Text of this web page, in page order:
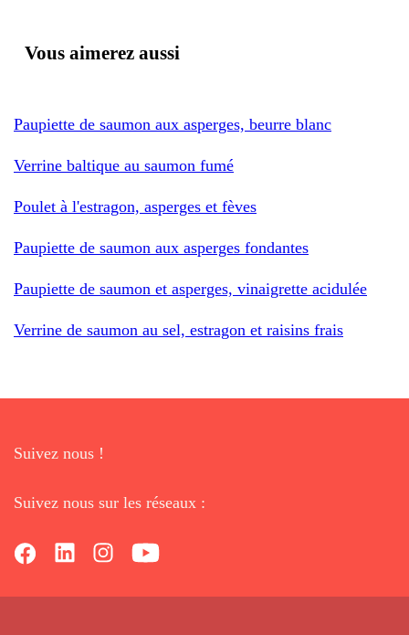
Vous aimerez aussi
Paupiette de saumon aux asperges, beurre blanc
Verrine baltique au saumon fumé
Poulet à l'estragon, asperges et fèves
Paupiette de saumon aux asperges fondantes
Paupiette de saumon et asperges, vinaigrette acidulée
Verrine de saumon au sel, estragon et raisins frais
Suivez nous !
Suivez nous sur les réseaux :